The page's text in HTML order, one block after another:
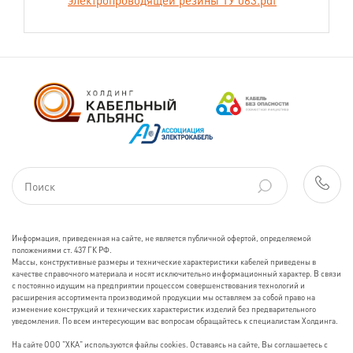
УХЛ, категория размещения 5 по
соответствии с «Правилами
технической эксплуатации угольных
и сланцевых шахт», «Правилами
технической эксплуатации
электроустановок потребителей»,
«Руководством по эксплуатации и
ремонту гибких кабелей на
горных работах», «Указаниями по
заделкам, ремонту и соединениям
гибкого кабеля с экранами из
электропроводящей резины».
- Минимально допустимый радиус
изгиба кабеля:
Информация, приведенная на сайте, не является публичной офертой, определяемой
положениями ст. 437 ГК РФ.
Массы, конструктивные размеры и технические характеристики кабелей приведены в
качестве справочного материала и носят исключительно информационный характер. В связи
с постоянно идущим на предприятии процессом совершенствования технологий и
расширения ассортимента производимой продукции мы оставляем за собой право на
изменение конструкций и технических характеристик изделий без предварительного
уведомления. По всем интересующим вас вопросам обращайтесь к специалистам Холдинга.
На сайте ООО "ХКА" используются файлы cookies. Оставаясь на сайте, Вы соглашаетесь с